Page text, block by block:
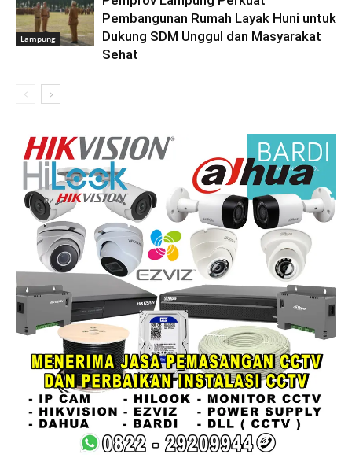
Lampung
Pembangunan Rumah Layak Huni untuk
Dukung SDM Unggul dan Masyarakat
Sehat